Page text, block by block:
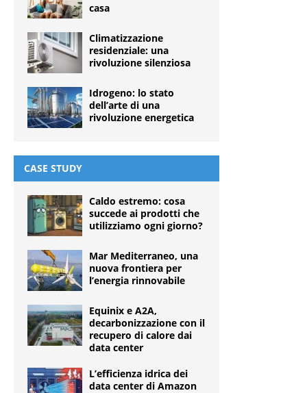
casa
Climatizzazione
residenziale: una
rivoluzione silenziosa
Idrogeno: lo stato
dell’arte di una
rivoluzione energetica
CASE STUDY
Caldo estremo: cosa
succede ai prodotti che
utilizziamo ogni giorno?
Mar Mediterraneo, una
nuova frontiera per
l’energia rinnovabile
Equinix e A2A,
decarbonizzazione con il
recupero di calore dai
data center
L’efficienza idrica dei
data center di Amazon